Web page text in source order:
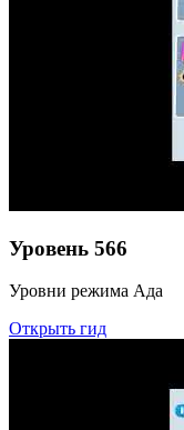
Уровень 566
Уровни режима Ада
Открыть гид